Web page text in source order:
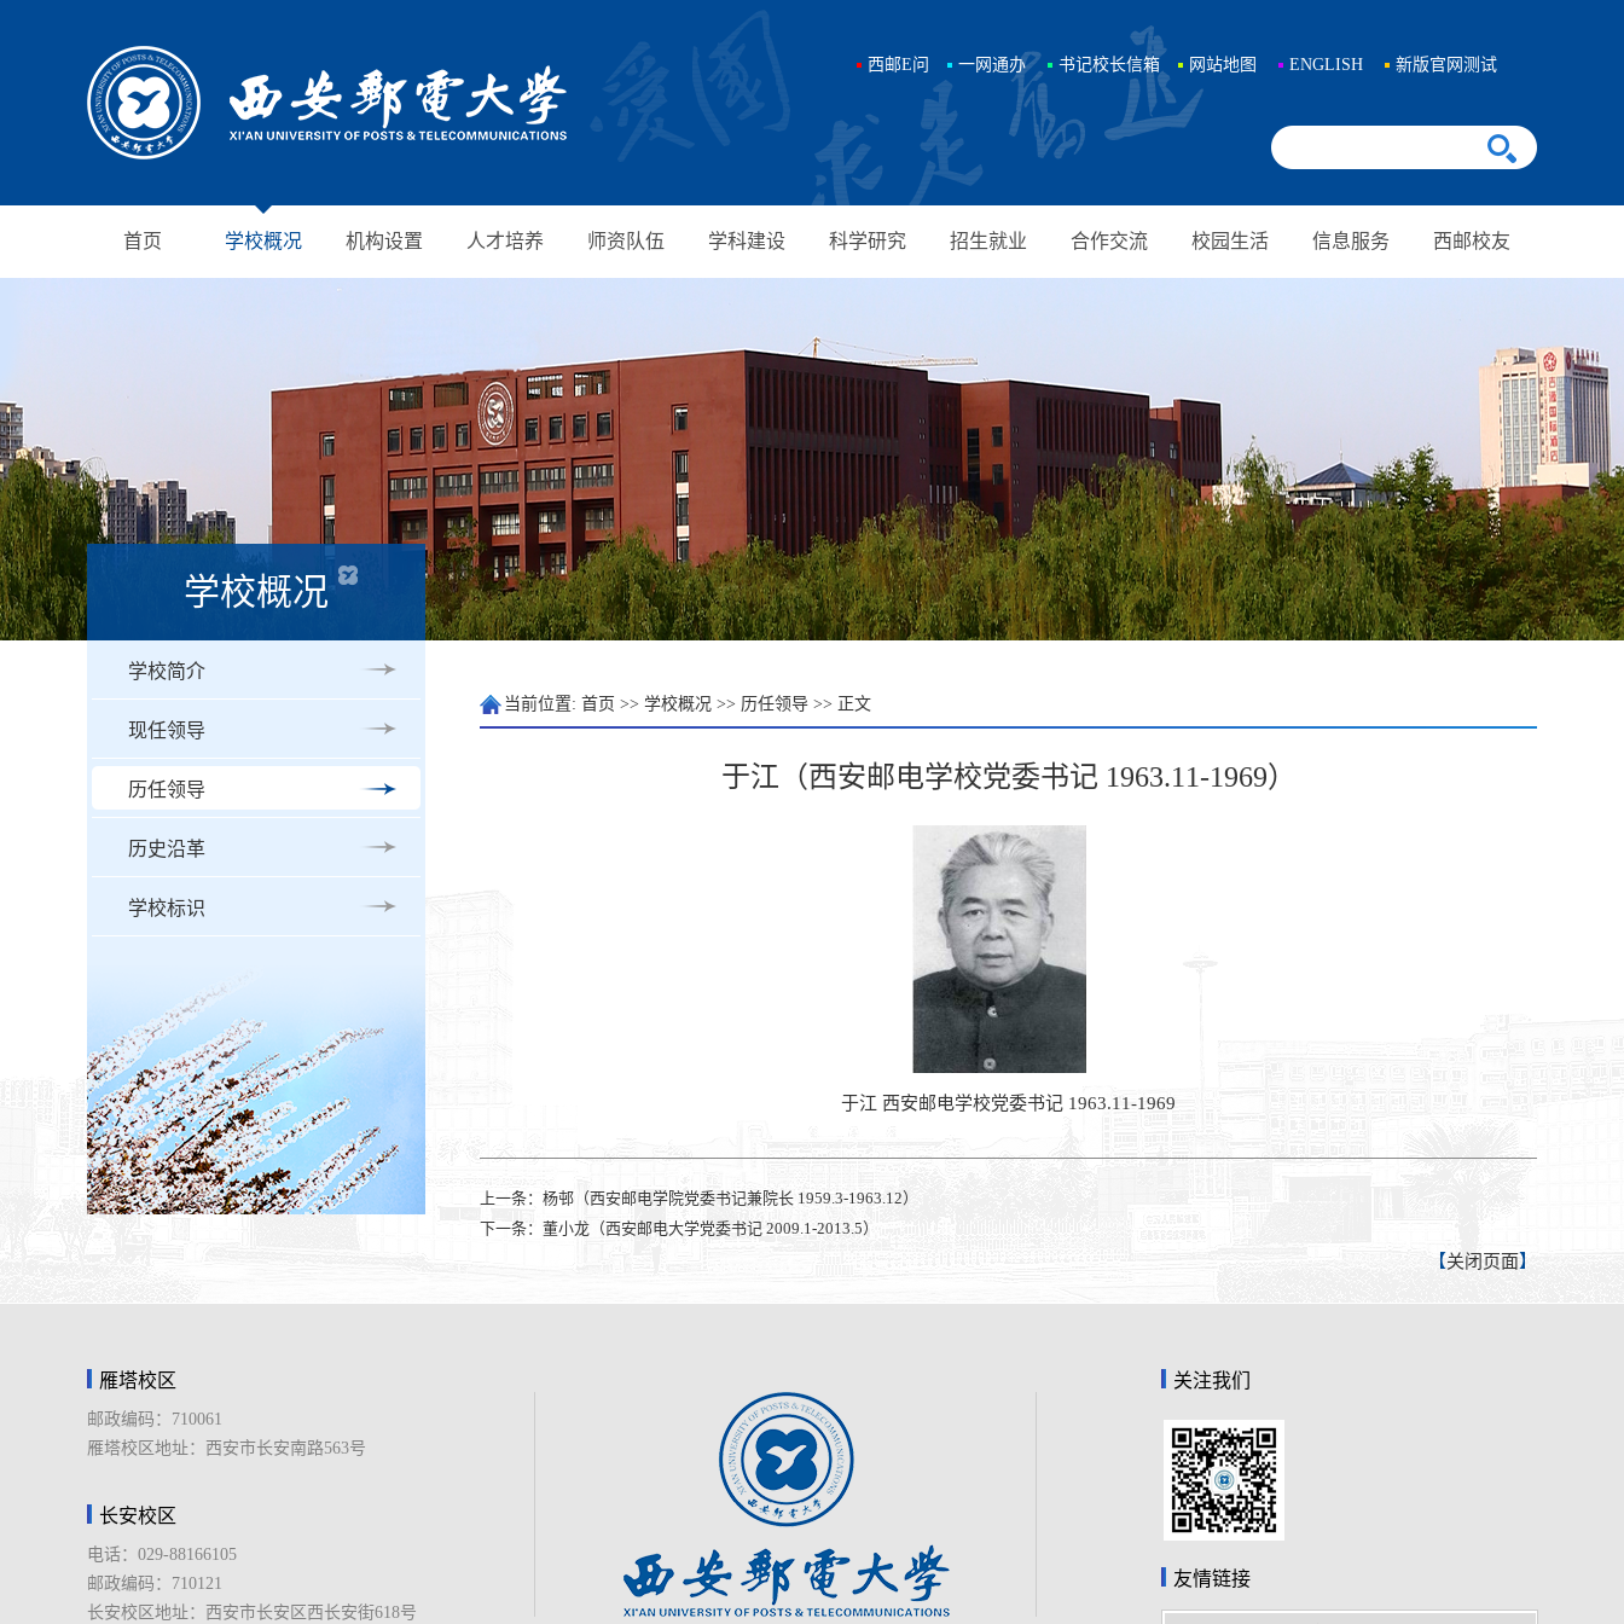
西邮E问 一网通办 书记校长信箱 网站地图 ENGLISH 新版官网测试
首页 学校概况 机构设置 人才培养 师资队伍 学科建设 科学研究 招生就业 合作交流 校园生活 信息服务 西邮校友
学校概况
学校简介
现任领导
历任领导
历史沿革
学校标识
当前位置: 首页 >> 学校概况 >> 历任领导 >> 正文
于江（西安邮电学校党委书记 1963.11-1969）
于江 西安邮电学校党委书记 1963.11-1969
上一条： 杨邨（西安邮电学院党委书记兼院长 1959.3-1963.12）
下一条： 董小龙（西安邮电大学党委书记 2009.1-2013.5）
【关闭页面】
雁塔校区
邮政编码：710061
雁塔校区地址：西安市长安南路563号
长安校区
电话：029-88166105
邮政编码：710121
长安校区地址：西安市长安区西长安街618号
关注我们
友情链接